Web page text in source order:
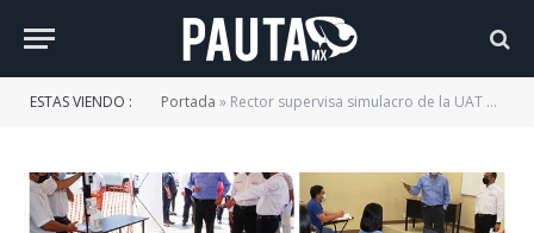
ESTAS VIENDO : Portada » Rector supervisa simulacro de la UAT para el regreso a clases presenciales